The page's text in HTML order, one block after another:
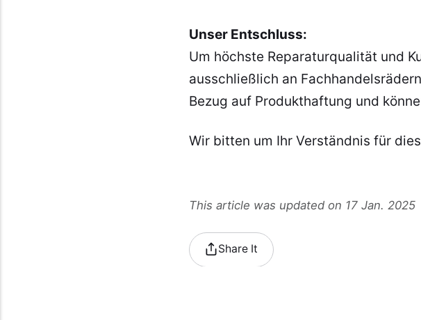
Unser Entschluss:
Um höchste Reparaturqualität und
ausschließlich an
Bezug auf Produkthaftung und
Wir bitten um Ihr Verständnis für
This article was updated on 17 Jan. 2025
Share It